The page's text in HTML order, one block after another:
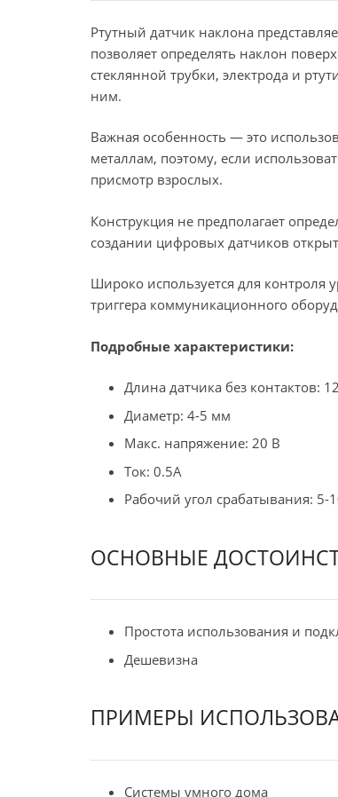
Ртутный датчик наклона
позволяет определять наклон
стеклянной трубки, электрода и
ним.
Важная особенность — это
металлам, поэтому, если
присмотр взрослых.
Конструкция не предполагает
создании цифровых датчиков
Широко используется для контроля
триггера коммуникационного
Подробные характеристики:
Длина датчика без контактов:
Диаметр: 4-5 мм
Макс. напряжение: 20 В
Ток: 0.5A
Рабочий угол срабатывания: 5-
ОСНОВНЫЕ
Простота использования и
Дешевизна
ПРИМЕРЫ
Системы умного дома